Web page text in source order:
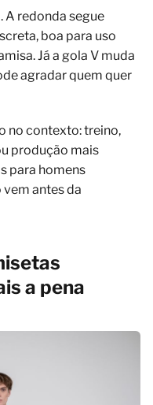
A redonda segue
boa para uso
Já a gola V muda
agradar quem quer
no contexto: treino,
produção mais
para homens
antes da
a pena